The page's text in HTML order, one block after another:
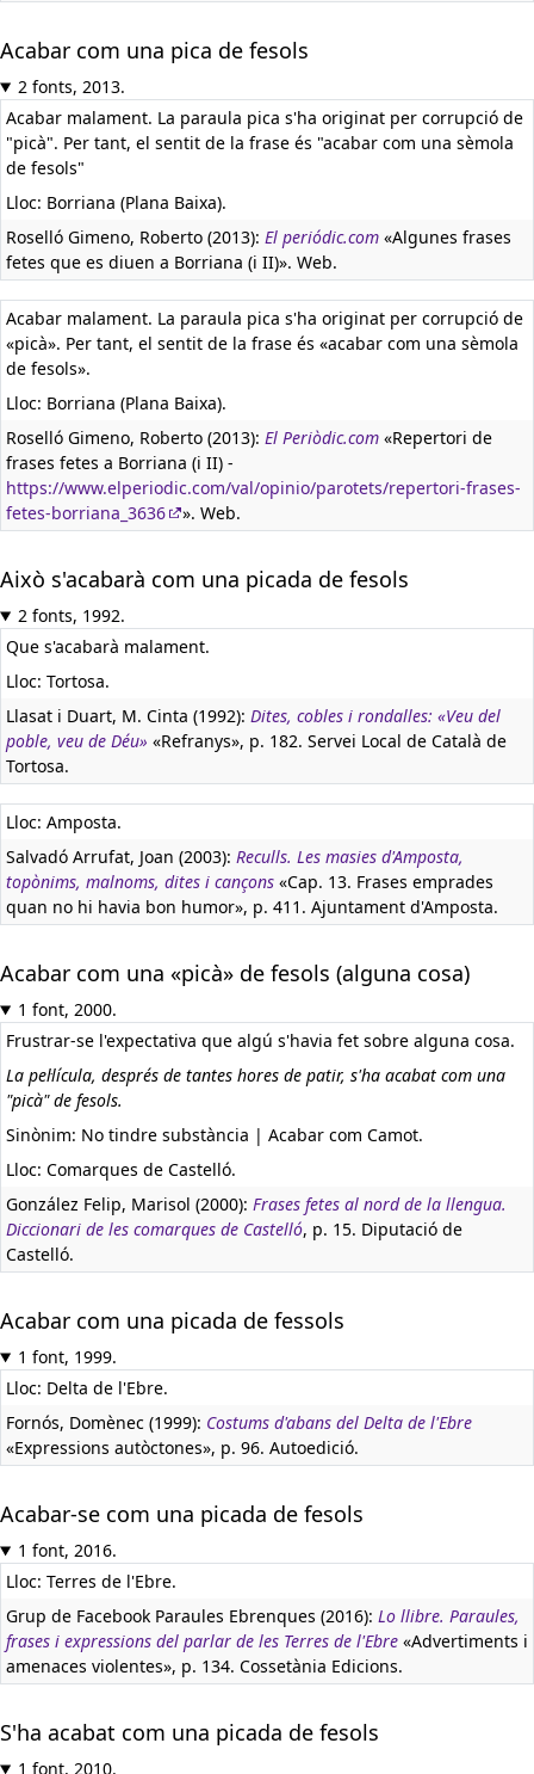
Acabar com una pica de fesols
2 fonts, 2013.
Acabar malament. La paraula pica s'ha originat per corrupció de
"picà". Per tant, el sentit de la frase és "acabar com una sèmola
de fesols"
Lloc: Borriana (Plana Baixa).
Roselló Gimeno, Roberto (2013): El periódic.com «Algunes frases
fetes que es diuen a Borriana (i II)». Web.
Acabar malament. La paraula pica s'ha originat per corrupció de
«picà». Per tant, el sentit de la frase és «acabar com una sèmola
de fesols».
Lloc: Borriana (Plana Baixa).
Roselló Gimeno, Roberto (2013): El Periòdic.com «Repertori de
frases fetes a Borriana (i II) -
https://www.elperiodic.com/val/opinio/parotets/repertori-frases-
fetes-borriana_3636
». Web.
Això s'acabarà com una picada de fesols
2 fonts, 1992.
Que s'acabarà malament.
Lloc: Tortosa.
Llasat i Duart, M. Cinta (1992): Dites, cobles i rondalles: «Veu del
poble, veu de Déu» «Refranys», p. 182. Servei Local de Català de
Tortosa.
Lloc: Amposta.
Salvadó Arrufat, Joan (2003): Reculls. Les masies d'Amposta,
topònims, malnoms, dites i cançons «Cap. 13. Frases emprades
quan no hi havia bon humor», p. 411. Ajuntament d'Amposta.
Acabar com una «picà» de fesols (alguna cosa)
1 font, 2000.
Frustrar-se l'expectativa que algú s'havia fet sobre alguna cosa.
La pel·lícula, després de tantes hores de patir, s'ha acabat com una
"picà" de fesols.
Sinònim: No tindre substància | Acabar com Camot.
Lloc: Comarques de Castelló.
González Felip, Marisol (2000): Frases fetes al nord de la llengua.
Diccionari de les comarques de Castelló, p. 15. Diputació de
Castelló.
Acabar com una picada de fessols
1 font, 1999.
Lloc: Delta de l'Ebre.
Fornós, Domènec (1999): Costums d'abans del Delta de l'Ebre
«Expressions autòctones», p. 96. Autoedició.
Acabar-se com una picada de fesols
1 font, 2016.
Lloc: Terres de l'Ebre.
Grup de Facebook Paraules Ebrenques (2016): Lo llibre. Paraules,
frases i expressions del parlar de les Terres de l'Ebre «Advertiments i
amenaces violentes», p. 134. Cossetània Edicions.
S'ha acabat com una picada de fesols
1 font, 2010.